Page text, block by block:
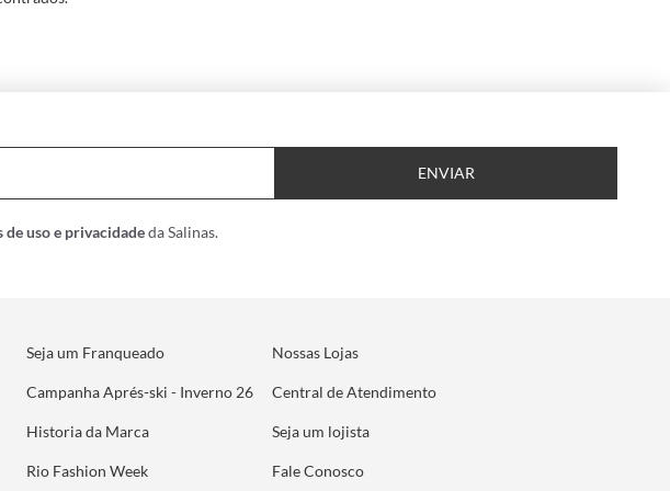
ENVIAR
de uso e privacidadeda Salinas.
Seja um Franqueado
Campanha Aprés-ski - Inverno 26
Historia da Marca
Rio Fashion Week
Nossas Lojas
Central de Atendimento
Seja um lojista
Fale Conosco